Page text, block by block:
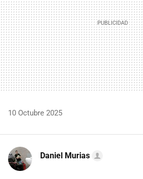
10 Octubre 2025
Daniel Murias